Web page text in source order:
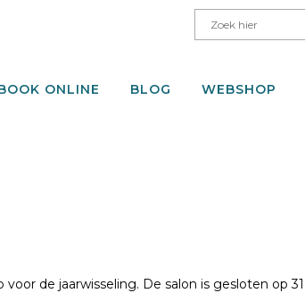
ONLINE BLOG WEBSHOP
de jaarwisseling. De salon is gesloten op